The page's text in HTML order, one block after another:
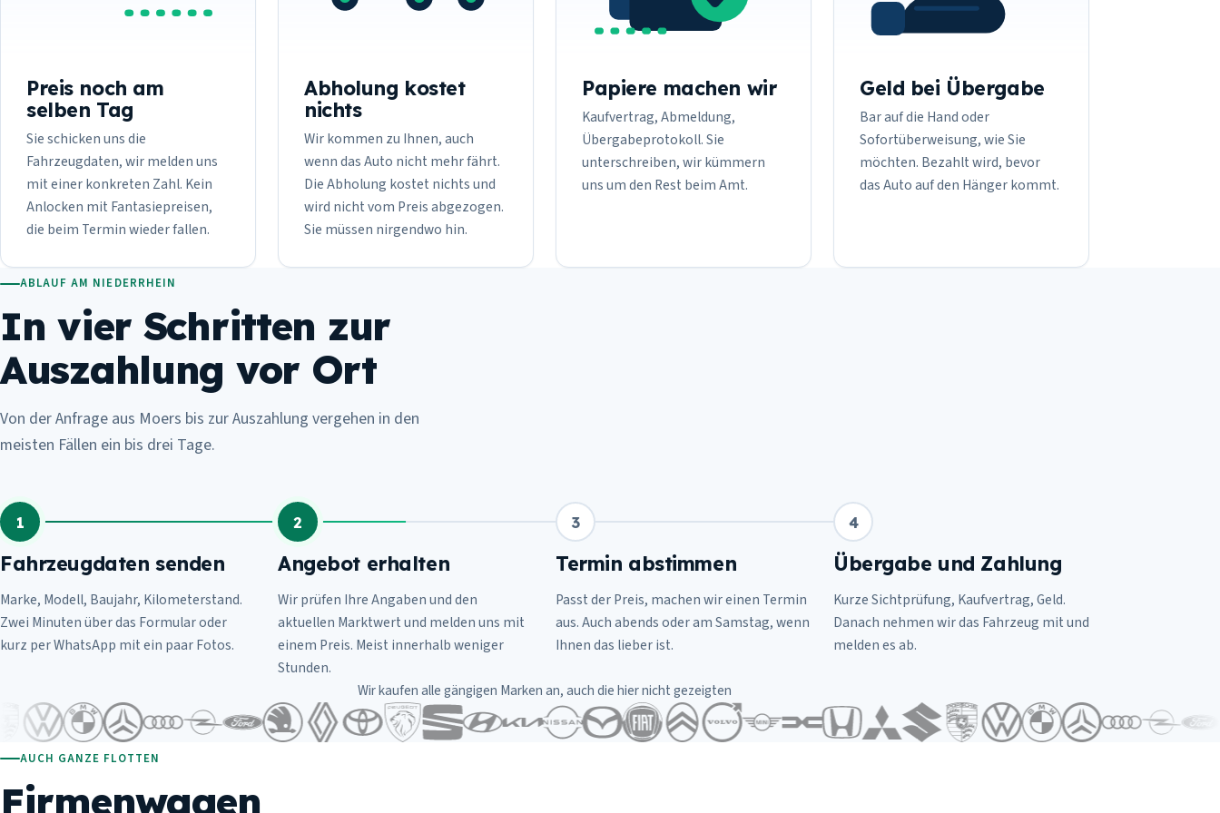
Preis noch am
selben Tag
Sie schicken uns die
Fahrzeugdaten, wir melden uns
mit einer konkreten Zahl. Kein
Anlocken mit Fantasiepreisen,
die beim Termin wieder fallen.
Abholung kostet
nichts
Wir kommen zu Ihnen, auch
wenn das Auto nicht mehr fährt.
Die Abholung kostet nichts und
wird nicht vom Preis abgezogen.
Sie müssen nirgendwo hin.
Papiere machen wir
Kaufvertrag, Abmeldung,
Übergabeprotokoll. Sie
unterschreiben, wir kümmern
uns um den Rest beim Amt.
Geld bei Übergabe
Bar auf die Hand oder
Sofortüberweisung, wie Sie
möchten. Bezahlt wird, bevor
das Auto auf den Hänger kommt.
ABLAUF AM NIEDERRHEIN
In vier Schritten zur
Auszahlung vor Ort
Von der Anfrage aus Moers bis zur Auszahlung vergehen in den
meisten Fällen ein bis drei Tage.
1
Fahrzeugdaten senden
Marke, Modell, Baujahr, Kilometerstand.
Zwei Minuten über das Formular oder
kurz per WhatsApp mit ein paar Fotos.
2
Angebot erhalten
Wir prüfen Ihre Angaben und den
aktuellen Marktwert und melden uns mit
einem Preis. Meist innerhalb weniger
Stunden.
3
Termin abstimmen
Passt der Preis, machen wir einen Termin
aus. Auch abends oder am Samstag, wenn
Ihnen das lieber ist.
4
Übergabe und Zahlung
Kurze Sichtprüfung, Kaufvertrag, Geld.
Danach nehmen wir das Fahrzeug mit und
melden es ab.
Wir kaufen alle gängigen Marken an, auch die hier nicht gezeigten
AUCH GANZE FLOTTEN
Firmenwagen